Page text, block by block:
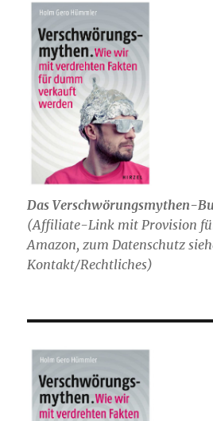
Das Verschwörungsmythen-
(Affiliate-Link mit Provision
Amazon, zum Datenschutz
Kontakt/Rechtliches)